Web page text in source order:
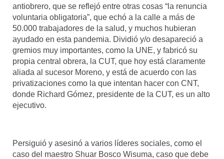
antiobrero, que se reflejó entre otras cosas “la renuncia
voluntaria obligatoria”, que echó a la calle a más de
50.000 trabajadores de la salud, y muchos hubieran
ayudado en esta pandemia. Dividió y/o desapareció a
gremios muy importantes, como la UNE, y fabricó su
propia central obrera, la CUT, que hoy está claramente
aliada al sucesor Moreno, y está de acuerdo con las
privatizaciones como la que intentan hacer con CNT,
donde Richard Gómez, presidente de la CUT, es un alto
ejecutivo.
Persiguió y asesinó a varios líderes sociales, como el
caso del maestro Shuar Bosco Wisuma, caso que debe